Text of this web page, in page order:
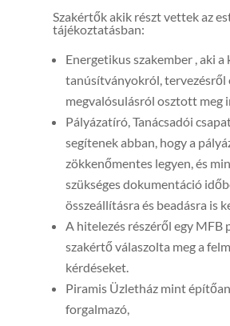
Szakértők akik részt vettek az
tájékoztatásban:
Energetikus szakember , aki a
tanúsítványokról, tervezésről
megvalósulásról osztott meg
Pályázatíró, Tanácsadói
segítenek abban, hogy a
zökkenőmentes legyen, és
szükséges dokumentáció
összeállításra és beadásra is
A hitelezés részéről egy MFB
szakértő válaszolta meg a
kérdéseket.
Piramis Üzletház mint
forgalmazó,